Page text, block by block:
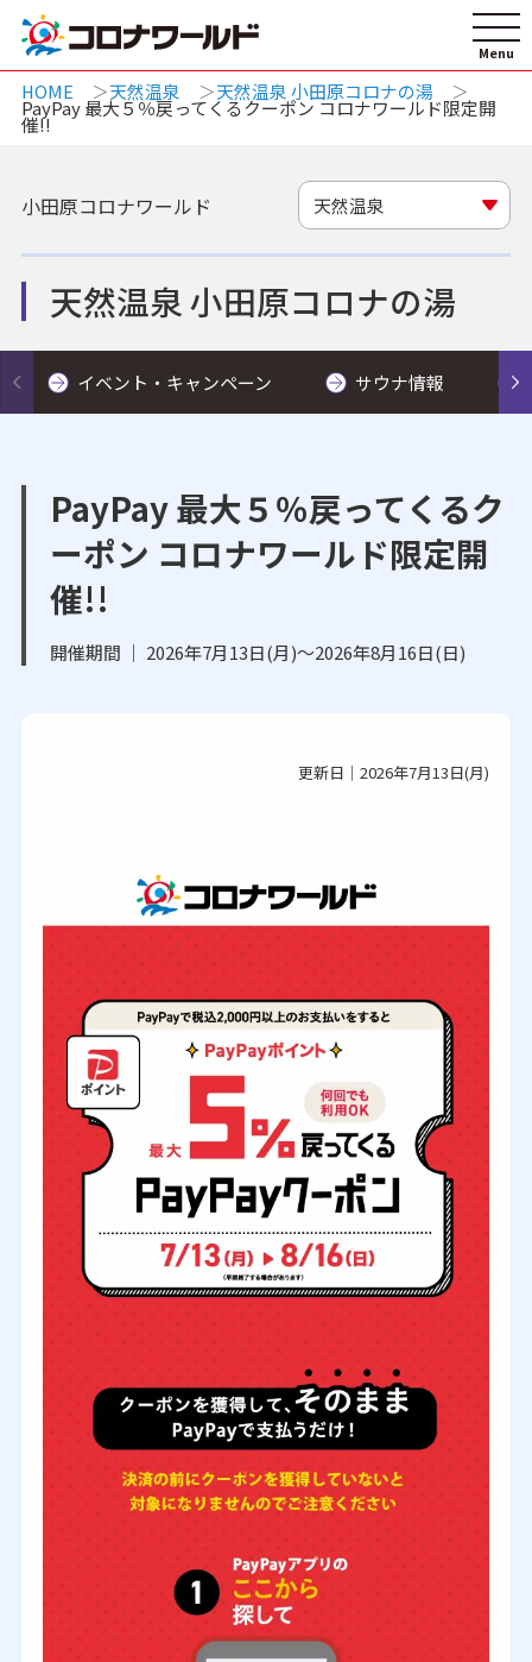
HOME 天然温泉 天然温泉 小田原コロナの湯
PayPay 最大５％戻ってくるクーポン コロナワールド限定開
催!!
天然温泉 小田原コロナの湯
小田原コロナワールド 天然温泉
イベント・キャンペーン サウナ情報
PayPay 最大５％戻ってくるク
ーポン コロナワールド限定開
催!!
開催期間 ｜ 2026年7月13日(月)～2026年8月16日(日)
更新日｜2026年7月13日(月)